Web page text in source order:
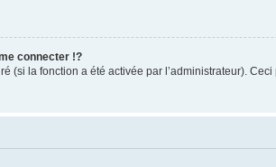
connecter !?
(si la fonction a été activée par l’administrateur).